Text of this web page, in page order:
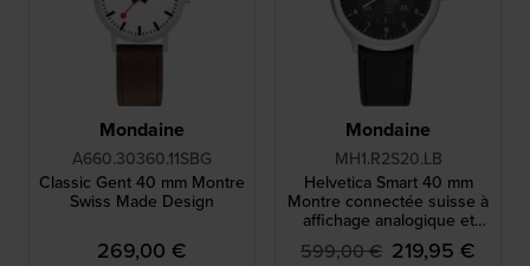
Mondaine
A660.30360.11SBG
Classic Gent 40 mm Montre
Swiss Made Design
269,00 €
Mondaine
MH1.R2S20.LB
Helvetica Smart 40 mm
Montre connectée suisse à
affichage analogique et
Bluetooth
599,00 € 219,95 €